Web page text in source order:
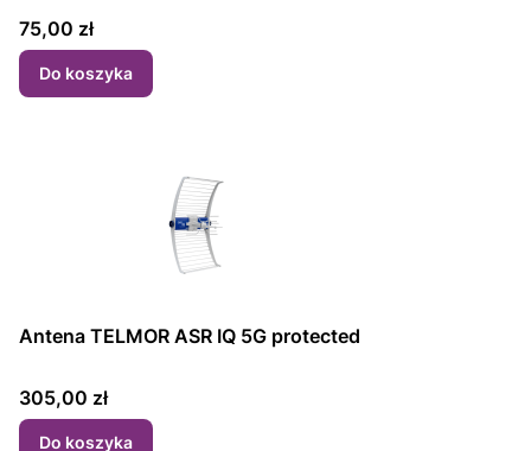
Cena
75,00 zł
Do koszyka
Antena TELMOR ASR IQ 5G protected
Cena
305,00 zł
Do koszyka